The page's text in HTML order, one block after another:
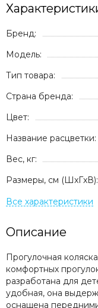
Бренд:
Модель:
Тип товара:
Страна бренда:
Цвет:
Название расцветки:
Вес, кг:
Размеры, см (ШxГxВ):
Описание
Прогулочная
комфортных
разработана для
удобная, она
оснащена